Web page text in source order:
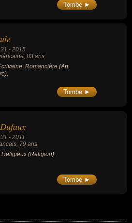
Tombe ►
- 2015
, 83 ans
Romancière (Art,
Tombe ►
- 2011
, 79 ans
Religieux (Religion).
Tombe ►